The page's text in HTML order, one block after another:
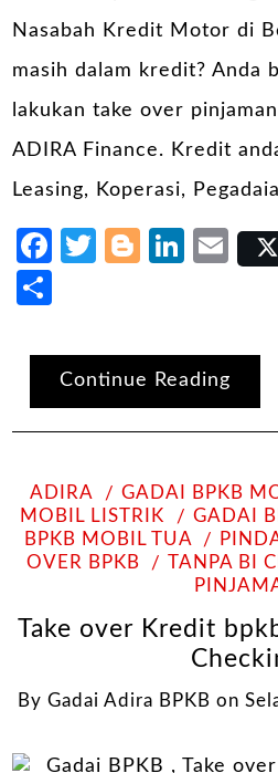
Nasabah Kredit Motor di
masih dalam kredit? Anda
lakukan take over
ADIRA Finance. Kredit
Leasing, Koperasi,
Facebook
Twitter
Blogger
Continue Reading
ADIRA GADAI BPKB
MOBIL LISTRIK
GADAI
BPKB MOBIL TUA
OVER BPKB
TANPA BI
Take over Kredit
By Gadai Adira BPKB on